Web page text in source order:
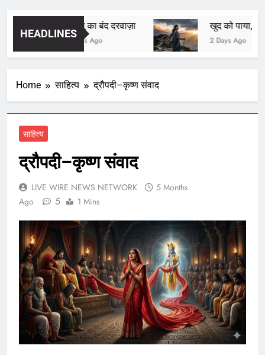
HEADLINES
आईसीयू का बंद दरवाज़ा
21 Hours Ago
खुद को पाया, खुद को
2 Days Ago
Home साहित्य द्रौपदी–कृष्ण संवाद
साहित्य
द्रौपदी–कृष्ण संवाद
LIVE WIRE NEWS NETWORK
5 Months
Ago
5 1 Mins